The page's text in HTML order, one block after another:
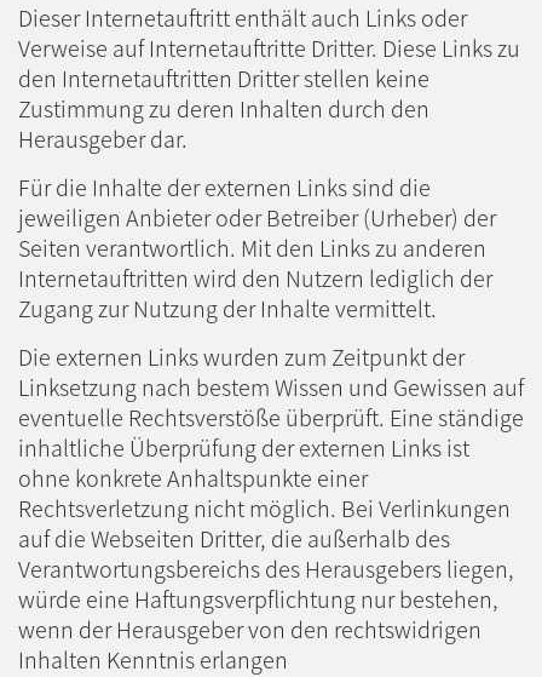
Dieser Internetauftritt enthält auch Links oder
Verweise auf Internetauftritte Dritter. Diese Links zu
den Internetauftritten Dritter stellen keine
Zustimmung zu deren Inhalten durch den
Herausgeber dar.
Für die Inhalte der externen Links sind die
jeweiligen Anbieter oder Betreiber (Urheber) der
Seiten verantwortlich. Mit den Links zu anderen
Internetauftritten wird den Nutzern lediglich der
Zugang zur Nutzung der Inhalte vermittelt.
Die externen Links wurden zum Zeitpunkt der
Linksetzung nach bestem Wissen und Gewissen auf
eventuelle Rechtsverstöße überprüft. Eine ständige
inhaltliche Überprüfung der externen Links ist
ohne konkrete Anhaltspunkte einer
Rechtsverletzung nicht möglich. Bei Verlinkungen
auf die Webseiten Dritter, die außerhalb des
Verantwortungsbereichs des Herausgebers liegen,
würde eine Haftungsverpflichtung nur bestehen,
wenn der Herausgeber von den rechtswidrigen
Inhalten Kenntnis erlangen